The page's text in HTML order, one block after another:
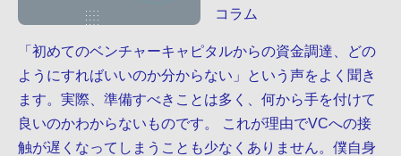
コラム
「初めてのベンチャーキャピタルからの資金調達、どの
ようにすればいいのか分からない」という声をよく聞き
ます。実際、準備すべきことは多く、何から手を付けて
良いのかわからないものです。 これが理由でVCへの接
触が遅くなってしまうことも少なくありません。僕自身